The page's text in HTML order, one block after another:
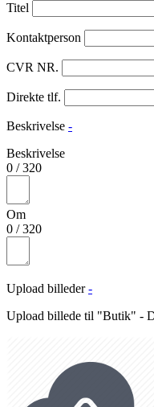
Titel
Kontaktperson
CVR NR.
Direkte tlf.
Beskrivelse -
Beskrivelse
0 /320
Om
0 /320
Upload billeder -
Upload billede til "Butik" -